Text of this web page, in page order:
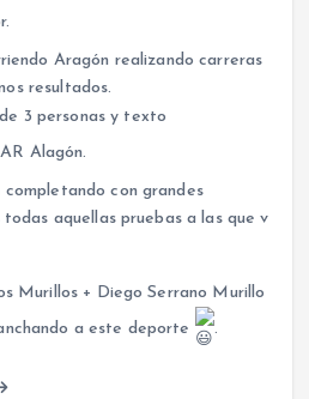
Aragón realizando carreras
resultados.
Alagón.
con grandes
aquellas pruebas a las que v
Murillos + Diego Serrano Murillo
a este deporte .